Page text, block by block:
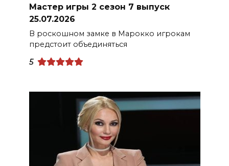
Мастер игры 2 сезон 7 выпуск
25.07.2026
В роскошном замке в Марокко игрокам
предстоит объединяться
5